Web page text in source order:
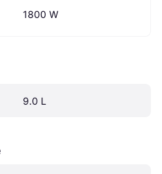
1800 W
9.0 L